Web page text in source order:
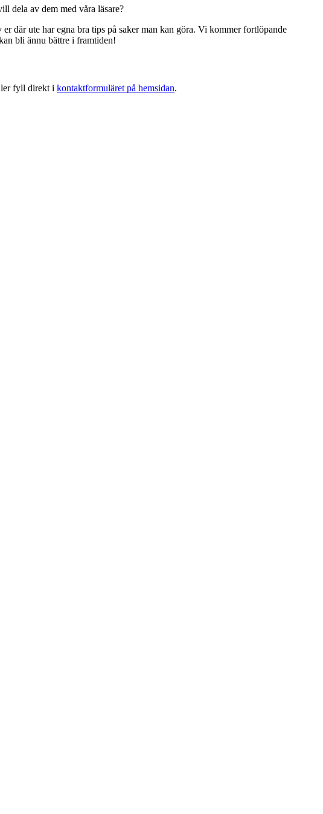
dela av dem med våra läsare?
där ute har egna bra tips på saker man kan göra. Vi kommer fortlöpande
bli ännu bättre i framtiden!
fyll direkt i kontaktformuläret på hemsidan.